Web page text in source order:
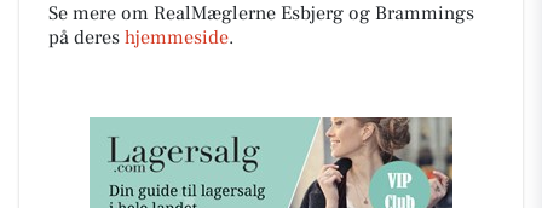
Se mere om RealMæglerne Esbjerg og Brammings
på deres hjemmeside.